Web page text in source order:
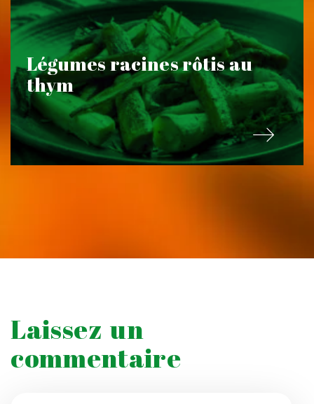
Légumes racines rôtis au
thym
Laissez un
commentaire